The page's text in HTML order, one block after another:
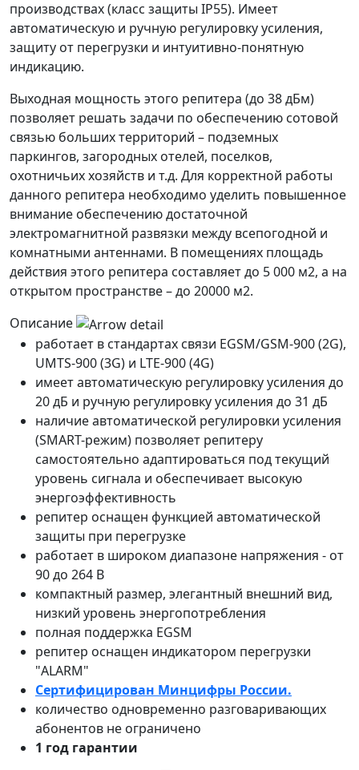
производствах (класс защиты IP55). Имеет
автоматическую и ручную регулировку усиления,
защиту от перегрузки и интуитивно-понятную
индикацию.
Выходная мощность этого репитера (до 38 дБм)
позволяет решать задачи по обеспечению сотовой
связью больших территорий – подземных
паркингов, загородных отелей, поселков,
охотничьих хозяйств и т.д. Для корректной работы
данного репитера необходимо уделить повышенное
внимание обеспечению достаточной
электромагнитной развязки между всепогодной и
комнатными антеннами. В помещениях площадь
действия этого репитера составляет до 5 000 м2, а на
открытом пространстве – до 20000 м2.
Описание
работает в стандартах связи EGSM/GSM-900 (2G),
UMTS-900 (3G) и LTE-900 (4G)
имеет автоматическую регулировку усиления до
20 дБ и ручную регулировку усиления до 31 дБ
наличие автоматической регулировки усиления
(SMART-режим) позволяет репитеру
самостоятельно адаптироваться под текущий
уровень сигнала и обеспечивает высокую
энергоэффективность
репитер оснащен функцией автоматической
защиты при перегрузке
работает в широком диапазоне напряжения - от
90 до 264 В
компактный размер, элегантный внешний вид,
низкий уровень энергопотребления
полная поддержка EGSM
репитер оснащен индикатором перегрузки
"ALARM"
Сертифицирован Минцифры России.
количество одновременно разговаривающих
абонентов не ограничено
1 год гарантии